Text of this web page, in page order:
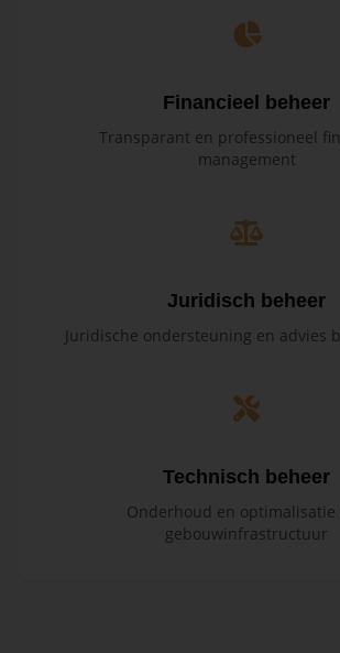
Financieel beheer
Transparant en professioneel
management
Juridisch beheer
Juridische ondersteuning en advies
Technisch beheer
Onderhoud en optimalisatie
gebouwinfrastructuur